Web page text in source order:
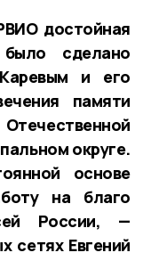
достойная
сделано
и его
памяти
округе.
основе
на благо
России, —
сетях Евгений